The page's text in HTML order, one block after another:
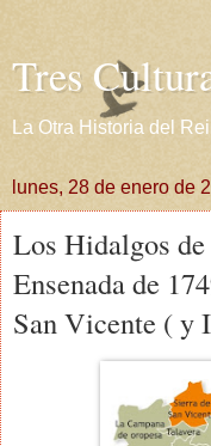
Tres
La Otra Historia del
lunes, 28 de enero de
Los Hidalgos
Ensenada de
San Vicente ( y